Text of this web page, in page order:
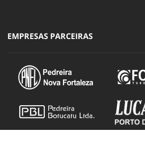
EMPRESAS PARCEIRAS